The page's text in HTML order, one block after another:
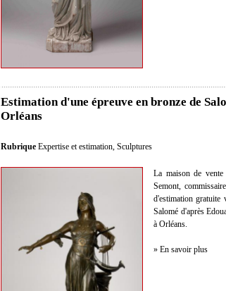
Estimation d'une épreuve en bronze de
Orléans
Rubrique Expertise et estimation, Sculptures
La maison de
Semont,
d'estimation gratuite
Salomé d'après
à Orléans.
» En savoir plus